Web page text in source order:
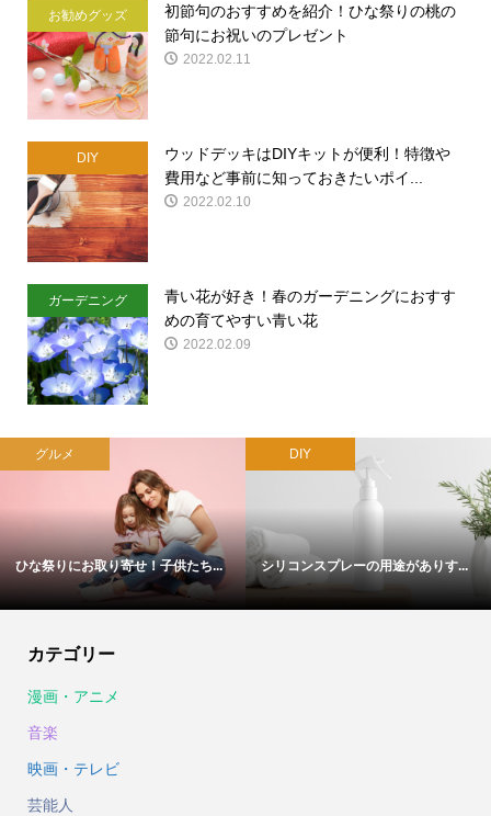
お勧めグッズ
初節句のおすすめを紹介！ひな祭りの桃の
節句にお祝いのプレゼント
2022.02.11
DIY
ウッドデッキはDIYキットが便利！特徴や
費用など事前に知っておきたいポイ...
2022.02.10
ガーデニング
青い花が好き！春のガーデニングにおすす
めの育てやすい青い花
2022.02.09
グルメ
ひな祭りにお取り寄せ！子供たち...
DIY
シリコンスプレーの用途がありす...
カテゴリー
漫画・アニメ
音楽
映画・テレビ
芸能人